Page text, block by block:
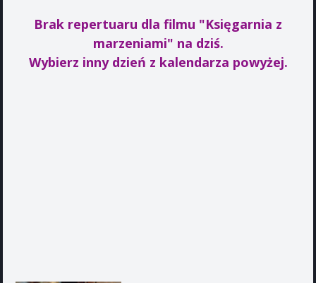
Brak repertuaru dla filmu "Księgarnia z
marzeniami" na dziś.
Wybierz inny dzień z kalendarza powyżej.